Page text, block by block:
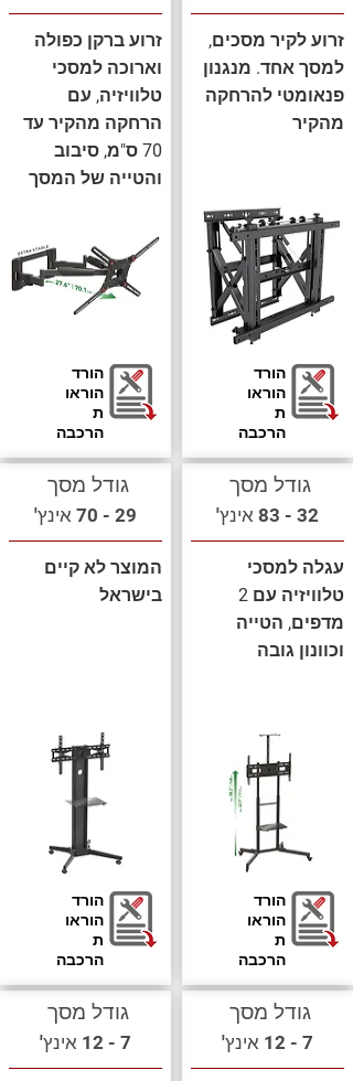
זרוע ברקן כפולה
וארוכה למסכי
טלוויזיה, עם
הרחקה מהקיר עד
70 ס"מ, סיבוב
והטייה של המסך
הורד
הוראו
ת
הרכבה
גודל מסך
29 - 70 אינץ'
המוצר לא קיים
בישראל
הורד
הוראו
ת
הרכבה
גודל מסך
7 - 12 אינץ'
זרוע לקיר מסכים,
למסך אחד. מנגנון
פנאומטי להרחקה
מהקיר
הורד
הוראו
ת
הרכבה
גודל מסך
32 - 83 אינץ'
עגלה למסכי
טלוויזיה עם 2
מדפים, הטייה
וכוונון גובה
הורד
הוראו
ת
הרכבה
גודל מסך
7 - 12 אינץ'